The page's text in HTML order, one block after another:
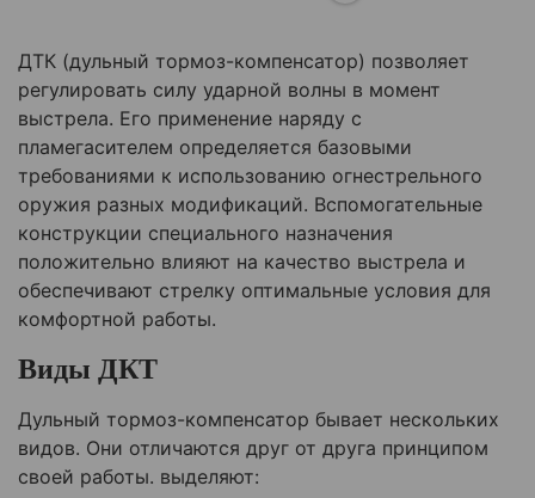
ДТК (дульный тормоз-компенсатор) позволяет
регулировать силу ударной волны в момент
выстрела. Его применение наряду с
пламегасителем определяется базовыми
требованиями к использованию огнестрельного
оружия разных модификаций. Вспомогательные
конструкции специального назначения
положительно влияют на качество выстрела и
обеспечивают стрелку оптимальные условия для
комфортной работы.
Виды ДКТ
Дульный тормоз-компенсатор бывает нескольких
видов. Они отличаются друг от друга принципом
своей работы. выделяют: